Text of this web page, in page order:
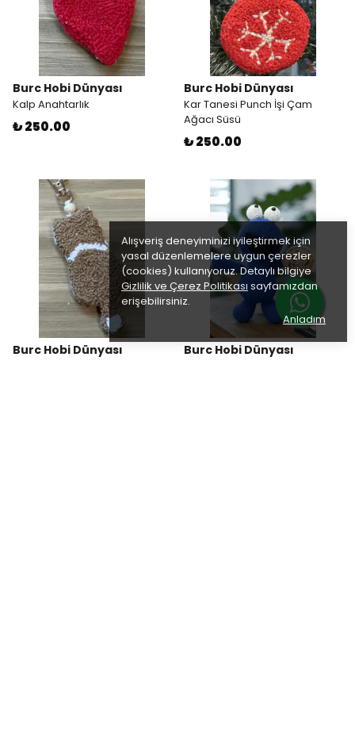
Alışveriş deneyiminizi iyileştirmek için
yasal düzenlemelere uygun çerezler
(cookies) kullanıyoruz. Detaylı bilgiye
Gizlilik ve Çerez Politikası sayfamızdan
erişebilirsiniz.
Anladım
Burc Hobi Dünyası
Kalp Anahtarlık
₺ 250.00
Burc Hobi Dünyası
Kar Tanesi Punch İşi Çam
Ağacı Süsü
₺ 250.00
Burc Hobi Dünyası Burc Hobi Dünyası